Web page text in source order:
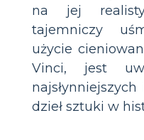
na jej
tajemniczy
użycie
Vinci, jest
dzieł sztuki w